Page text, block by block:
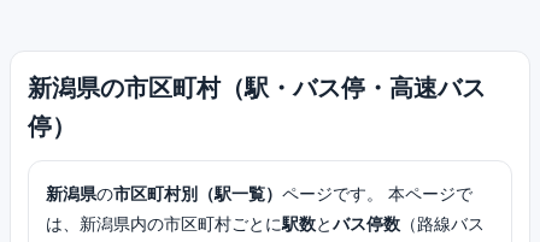
新潟県の市区町村（駅・バス停・高速バス
停）
新潟県の市区町村別（駅一覧） ページです。 本ページで
は、新潟県内の市区町村ごとに駅数とバス停数 （路線バス